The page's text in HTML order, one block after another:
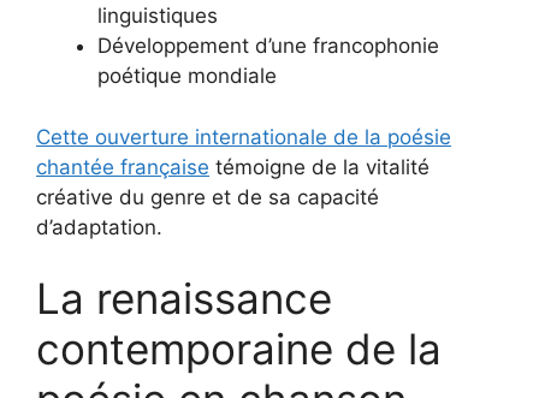
linguistiques
Développement d’une francophonie
poétique mondiale
Cette ouverture internationale de la poésie
chantée française témoigne de la vitalité
créative du genre et de sa capacité
d’adaptation.
La renaissance
contemporaine de la